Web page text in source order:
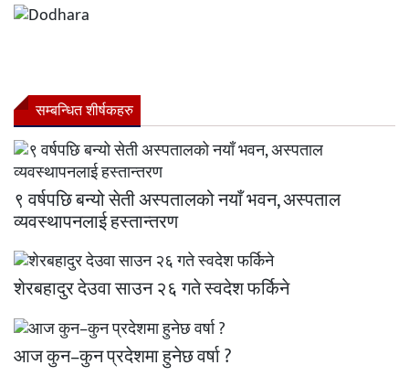
सम्बन्धित शीर्षकहरु
९ वर्षपछि बन्यो सेती अस्पतालको नयाँ भवन, अस्पताल
व्यवस्थापनलाई हस्तान्तरण
शेरबहादुर देउवा साउन २६ गते स्वदेश फर्किने
आज कुन–कुन प्रदेशमा हुनेछ वर्षा ?